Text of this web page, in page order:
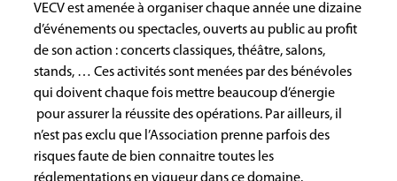
VECV est amenée à organiser chaque année une dizaine
d’événements ou spectacles, ouverts au public au profit
de son action : concerts classiques, théâtre, salons,
stands, … Ces activités sont menées par des bénévoles
qui doivent chaque fois mettre beaucoup d’énergie
pour assurer la réussite des opérations. Par ailleurs, il
n’est pas exclu que l’Association prenne parfois des
risques faute de bien connaitre toutes les
réglementations en vigueur dans ce domaine.